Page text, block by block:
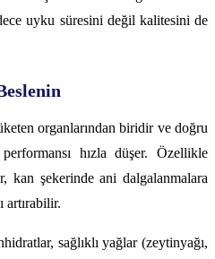
uyku süresini değil kalitesini de
organlarından biridir ve doğru
hızla düşer. Özellikle
kan şekerinde ani dalgalanmalara
artırabilir.
sağlıklı yağlar (zeytinyağı,